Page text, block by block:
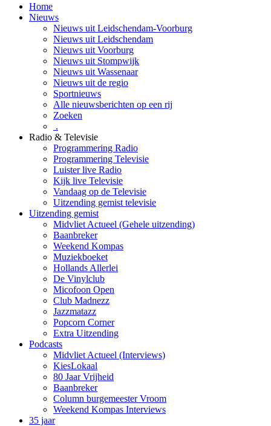
Home
Nieuws
Nieuws uit Leidschendam-Voorburg
Nieuws uit Leidschendam
Nieuws uit Voorburg
Nieuws uit Stompwijk
Nieuws uit Wassenaar
Nieuws uit de regio
Sportnieuws
Alle nieuwsberichten op een rij
Zoeken
.
Radio & Televisie
Programmering Radio
Programmering Televisie
Luister live Radio
Kijk live Televisie
Vandaag op de Televisie
Uitzending gemist televisie
Uitzending gemist
Midvliet Actueel (Gehele uitzending)
Baanbreker
Weekend Kompas
Muziekboeket
Hollands Allerlei
De Vinylclub
Micofoon Open
Club Madnezz
Jazzmatazz
Popcorn Corner
Extra Uitzending
Podcasts
Midvliet Actueel (Interviews)
KiesLokaal
80 Jaar Vrijheid
Baanbreker
Column burgemeester Vroom
Weekend Kompas Interviews
35 jaar